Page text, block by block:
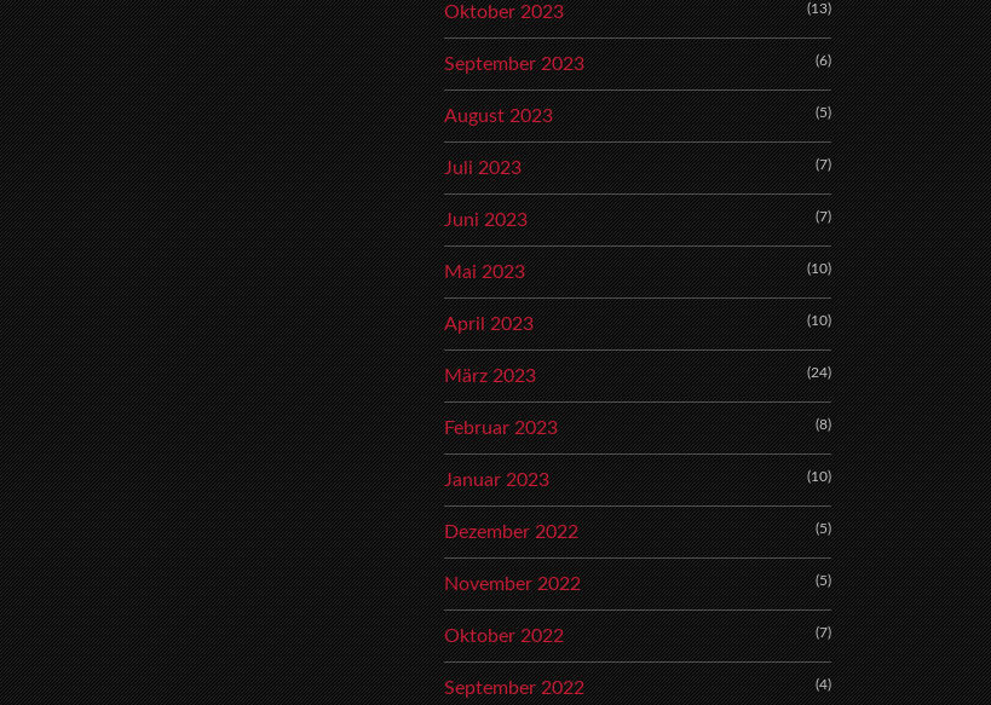
Oktober 2023 (13)
September 2023 (6)
August 2023 (5)
Juli 2023 (7)
Juni 2023 (7)
Mai 2023 (10)
April 2023 (10)
März 2023 (24)
Februar 2023 (8)
Januar 2023 (10)
Dezember 2022 (5)
November 2022 (5)
Oktober 2022 (7)
September 2022 (4)